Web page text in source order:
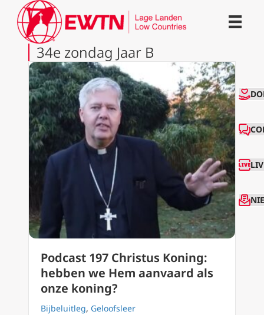
34e zondag Jaar B
Podcast 197 Christus Koning:
hebben we Hem aanvaard als
onze koning?
Bijbeluitleg, Geloofsleer